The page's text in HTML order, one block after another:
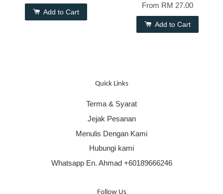
Add to Cart
From RM 27.00
Add to Cart
Quick Links
Terma & Syarat
Jejak Pesanan
Menulis Dengan Kami
Hubungi kami
Whatsapp En. Ahmad +60189666246
Follow Us